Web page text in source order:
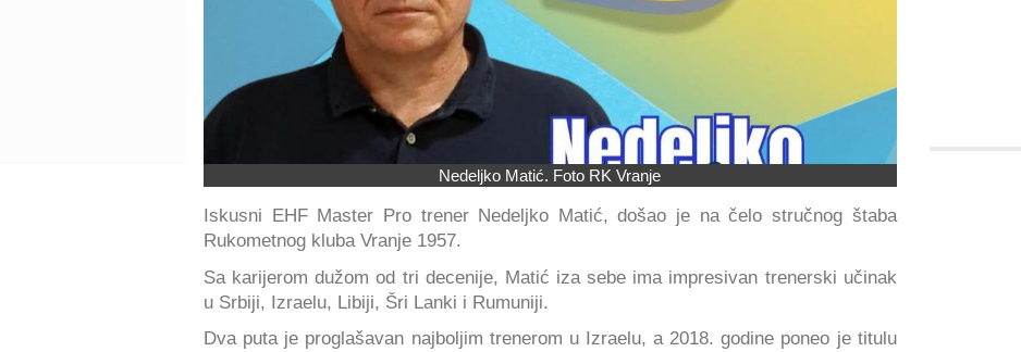
Nedeljko Matić. Foto RK Vranje
Iskusni EHF Master Pro trener Nedeljko Matić, došao je na čelo stručnog štaba
Rukometnog kluba Vranje 1957.
Sa karijerom dužom od tri decenije, Matić iza sebe ima impresivan trenerski učinak
u Srbiji, Izraelu, Libiji, Šri Lanki i Rumuniji.
Dva puta je proglašavan najboljim trenerom u Izraelu, a 2018. godine poneo je titulu